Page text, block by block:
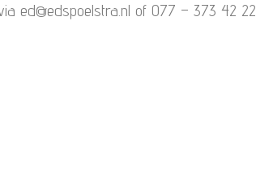
ed@edspoelstra.nl of 077 – 373 42 22